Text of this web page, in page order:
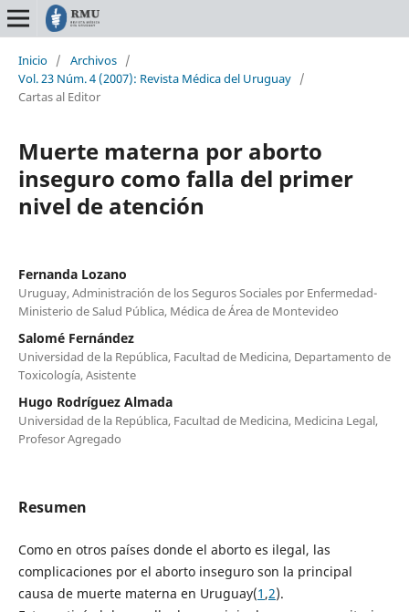
Inicio / Archivos /
Vol. 23 Núm. 4 (2007): Revista Médica del Uruguay /
Cartas al Editor
Muerte materna por aborto
inseguro como falla del primer
nivel de atención
Fernanda Lozano
Uruguay, Administración de los Seguros Sociales por Enfermedad-
Ministerio de Salud Pública, Médica de Área de Montevideo
Salomé Fernández
Universidad de la República, Facultad de Medicina, Departamento de
Toxicología, Asistente
Hugo Rodríguez Almada
Universidad de la República, Facultad de Medicina, Medicina Legal,
Profesor Agregado
Resumen
Como en otros países donde el aborto es ilegal, las
complicaciones por el aborto inseguro son la principal
causa de muerte materna en Uruguay(1 ,2).